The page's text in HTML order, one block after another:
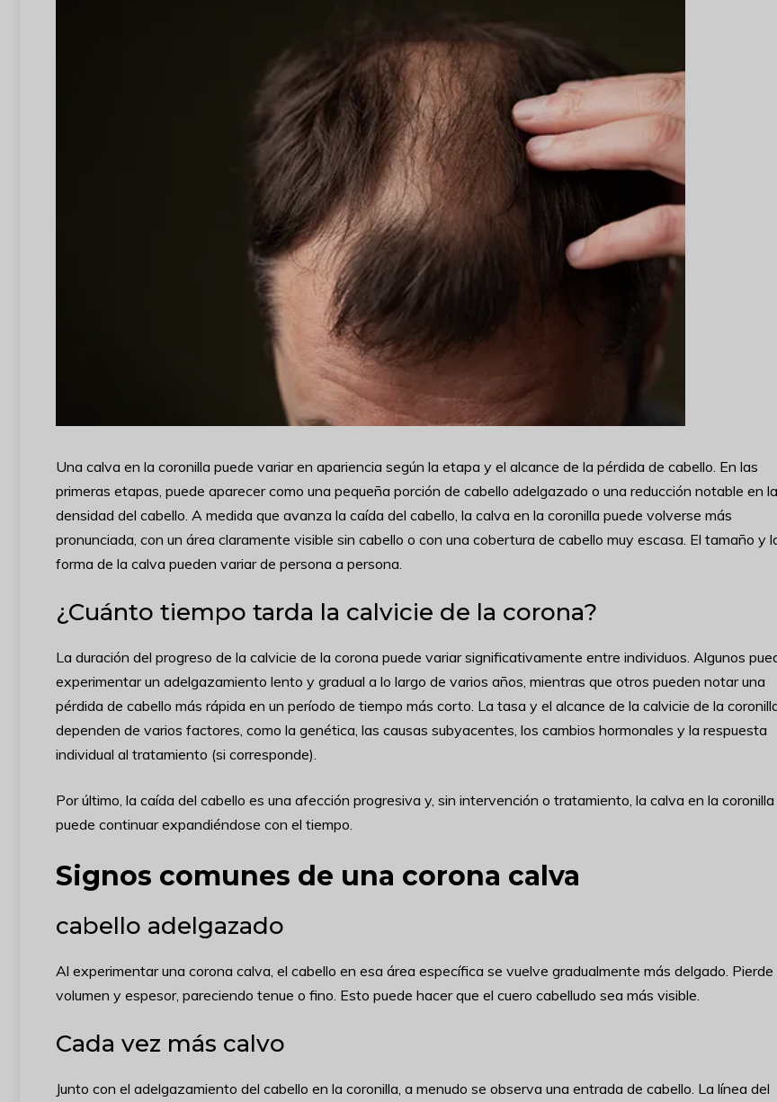
Una calva en la coronilla puede variar en apariencia según la etapa y el alcance de la pérdida de cabello. En las
primeras etapas, puede aparecer como una pequeña porción de cabello adelgazado o una reducción notable en la
densidad del cabello. A medida que avanza la caída del cabello, la calva en la coronilla puede volverse más
pronunciada, con un área claramente visible sin cabello o con una cobertura de cabello muy escasa. El tamaño y
forma de la calva pueden variar de persona a persona.
¿Cuánto tiempo tarda la calvicie de la corona?
La duración del progreso de la calvicie de la corona puede variar significativamente entre individuos. Algunos
experimentar un adelgazamiento lento y gradual a lo largo de varios años, mientras que otros pueden notar una
pérdida de cabello más rápida en un período de tiempo más corto. La tasa y el alcance de la calvicie de la
dependen de varios factores, como la genética, las causas subyacentes, los cambios hormonales y la respuesta
individual al tratamiento (si corresponde).
Por último, la caída del cabello es una afección progresiva y, sin intervención o tratamiento, la calva en la coronilla
puede continuar expandiéndose con el tiempo.
Signos comunes de una corona calva
cabello adelgazado
Al experimentar una corona calva, el cabello en esa área específica se vuelve gradualmente más delgado. Pierde
volumen y espesor, pareciendo tenue o fino. Esto puede hacer que el cuero cabelludo sea más visible.
Cada vez más calvo
Junto con el adelgazamiento del cabello en la coronilla, a menudo se observa una entrada de cabello. La línea del